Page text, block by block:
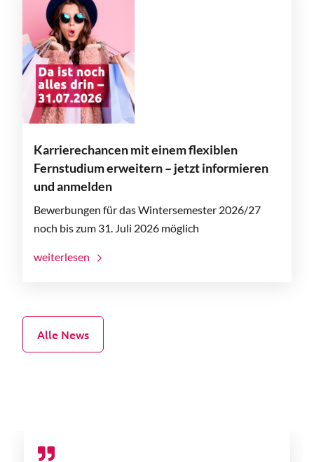
Karrierechancen mit einem flexiblen
Fernstudium erweitern – jetzt informieren
und anmelden
Bewerbungen für das Wintersemester 2026/27
noch bis zum 31. Juli 2026 möglich
weiterlesen
Alle News